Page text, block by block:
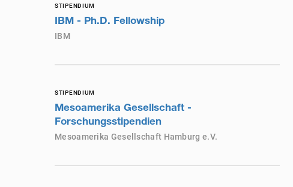
STIPENDIUM
IBM - Ph.D. Fellowship
IBM
STIPENDIUM
Mesoamerika Gesellschaft -
Forschungsstipendien
Mesoamerika Gesellschaft Hamburg e.V.